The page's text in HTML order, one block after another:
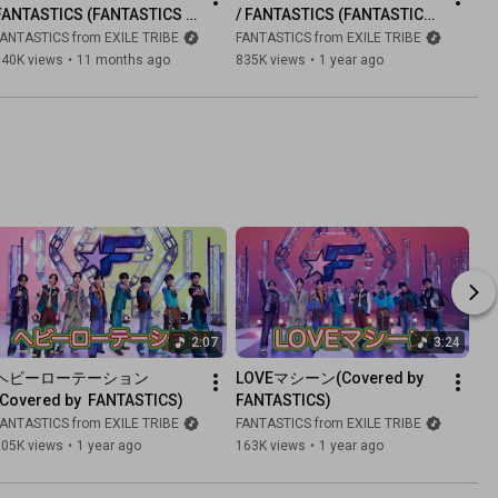
(FANTASTICS
2025 ＠SAITAMA SUPER
from EXILE TRIBE
views • 11 months ago
/ FANTASTICS (FANTASTICS
LIVE 2025 ＠SAITAMA SUPER
ARENA)
FANTASTICS from EXILE TRIBE
835K views • 1 year ago
2:07
ビーローテーション
by  FANTASTICS)
from EXILE TRIBE
views • 1 year ago
3:24
LOVEマシーン(Covered by
FANTASTICS)
FANTASTICS from EXILE TRIBE
163K views • 1 year ago